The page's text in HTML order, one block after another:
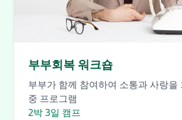
부부회복 워크숍
부부가 함께 참여하여 소통과 사랑을
중 프로그램
2박 3일 캠프